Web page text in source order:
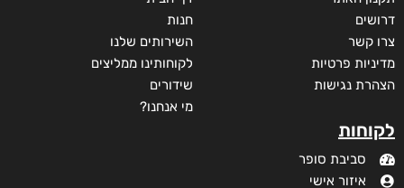
דרושים
צרו קשר
מדיניות פרטיות
הצהרת נגישות
לקוחות
סביבת סופר
איזור אישי
חנות
השירותים שלנו
לקוחותינו ממליצים
שידורים
מי אנחנו?